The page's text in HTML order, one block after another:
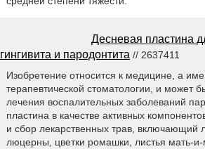
Десневая пластина
гингивита и пародонтита // 2637411
Изобретение относится к медицине, а
терапевтической стоматологии, и может
лечения воспалительных заболеваний
пластина в качестве активных
и сбор лекарственных трав, включающий
люцерны, цветки ромашки, листья мать-и-